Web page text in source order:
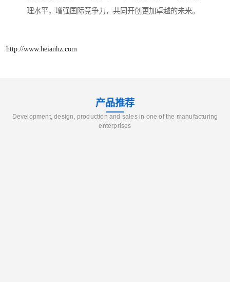
理水平，增强国际竞争力，共同开创更加卓越的未来。
http://www.heianhz.com
产品推荐
Development, design, production and sales in one of the manufacturing
enterprises